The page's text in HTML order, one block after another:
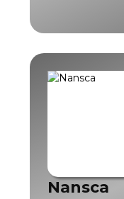
Nansca